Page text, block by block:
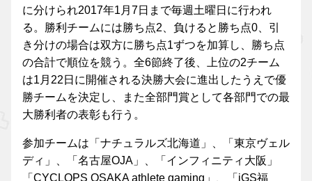
に分けられ2017年1月7日まで毎週土曜日に行われ
る。勝利チームには勝ち点2、負けると勝ち点0、引
き分けの場合は双方に勝ち点1ずつを加算し、勝ち点
の合計で順位を競う。全6節終了後、上位の2チーム
は1月22日に開催される決勝大会に進出したうえで優
勝チームを決定し、また全部門賞として各部門での最
大勝利者の表彰も行う。
参加チームは「ナチュラルズ北海道」、「東京ヴェル
ディ」、「名古屋OJA」、「インフィニティ大阪」
「CYCLOPS OSAKA athlete gaming」、「iGS福